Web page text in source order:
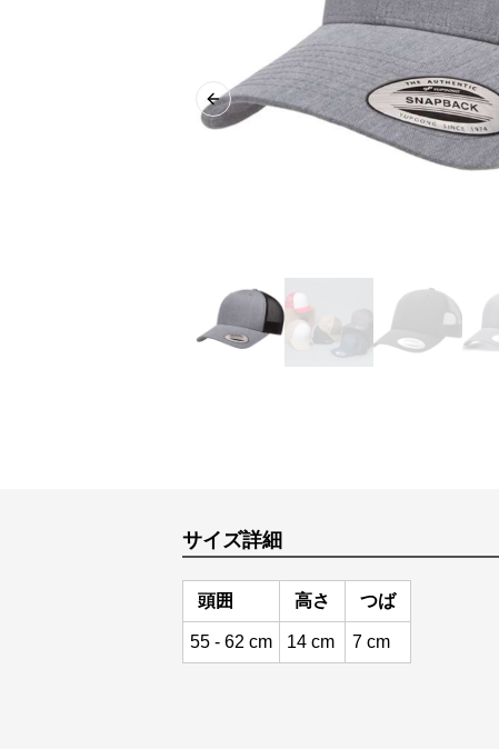
Previous slide
サイズ詳細
頭囲 高さ つば
55 - 62 cm 14 cm 7 cm